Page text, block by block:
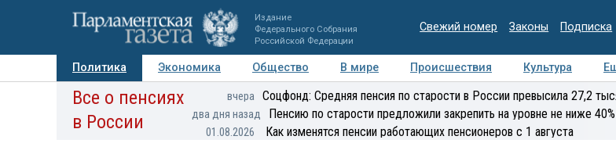
Издание
Федерального Собрания
Российской Федерации
Свежий номер Законы Подписка
Политика Экономика Общество В мире Происшествия Культура
Авторы Персоны Мнения Регионы Медиацентр Интервью
Все о пенсиях
в России
вчера Соцфонд: Средняя пенсия по старости в России превысила 27,2
два дня назад Пенсию по старости предложили закрепить на уровне не ниже
01.08.2026 Как изменятся пенсии работающих пенсионеров с 1 августа